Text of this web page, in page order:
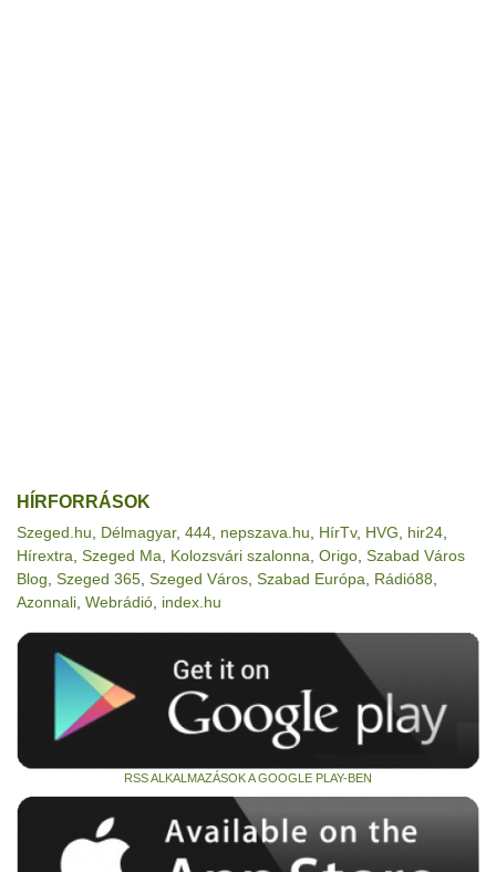
HÍRFORRÁSOK
Szeged.hu Délmagyar, 444 nepszava.hu HírTv, HVG hir24
Hírextra Szeged Ma Kolozsvári szalonna Origo Szabad Város
Blog Szeged 365 Szeged Város Szabad Európa Rádió88
Azonnali Webrádió index.hu
RSS ALKALMAZÁSOK A GOOGLE PLAY-BEN